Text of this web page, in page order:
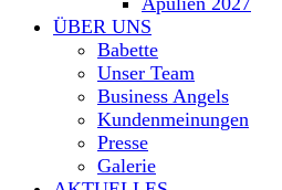
ÜBER UNS
Babette
Unser Team
Business Angels
Kundenmeinungen
Presse
Galerie